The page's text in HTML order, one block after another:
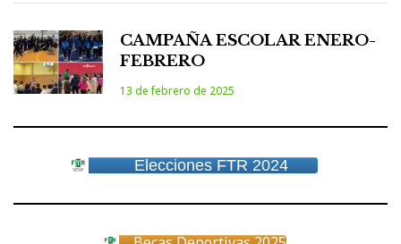
CAMPAÑA ESCOLAR ENERO-
FEBRERO
13 de febrero de 2025
Elecciones FTR 2024